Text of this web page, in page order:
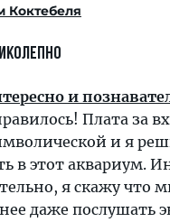
Коктебеля
и
Плата за
и я
в этот аквариум.
я скажу что
даже послушать